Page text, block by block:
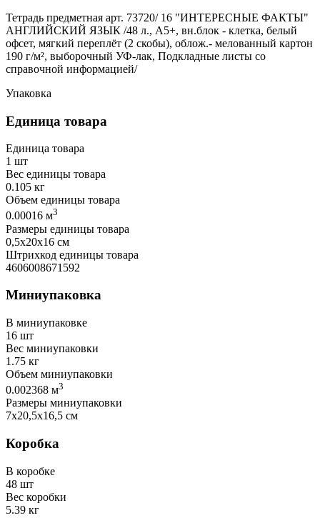
Тетрадь предметная арт. 73720/ 16 "ИНТЕРЕСНЫЕ ФАКТЫ"
АНГЛИЙСКИЙ ЯЗЫК /48 л., А5+, вн.блок - клетка, белый
офсет, мягкий переплёт (2 скобы), облож.- мелованный картон
190 г/м², выборочный УФ-лак, Подкладные листы со
справочной информацией/
Упаковка
Единица товара
Единица товара
1 шт
Вес единицы товара
0.105 кг
Объем единицы товара
0.00016 м3
Размеры единицы товара
0,5х20х16 см
Штрихкод единицы товара
4606008671592
Миниупаковка
В миниупаковке
16 шт
Вес миниупаковки
1.75 кг
Объем миниупаковки
0.002368 м3
Размеры миниупаковки
7х20,5х16,5 см
Коробка
В коробке
48 шт
Вес коробки
5.39 кг